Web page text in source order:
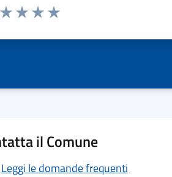
da 1 a 5 stelle la pagina
il Comune
Leggi le domande frequenti